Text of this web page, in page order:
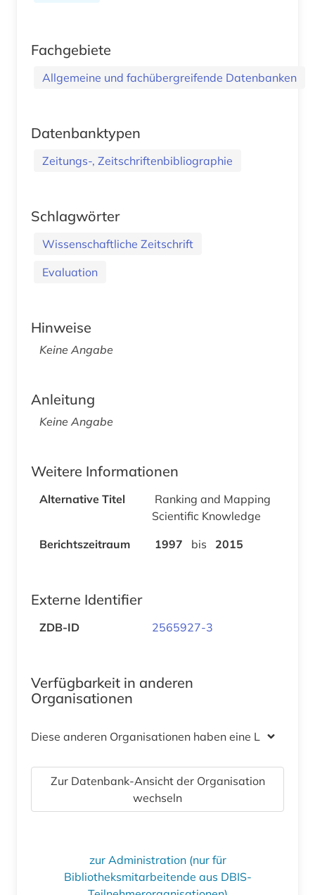
Fachgebiete
Allgemeine und fachübergreifende Datenbanken
Datenbanktypen
Zeitungs-, Zeitschriftenbibliographie
Schlagwörter
Wissenschaftliche Zeitschrift
Evaluation
Hinweise
Keine Angabe
Anleitung
Keine Angabe
Weitere Informationen
Alternative Titel
Ranking and Mapping
Scientific Knowledge
Berichtszeitraum
1997 bis 2015
Externe Identifier
ZDB-ID 2565927-3
Verfügbarkeit in anderen
Organisationen
Diese anderen Organisationen haben eine Lizenz
Zur Datenbank-Ansicht der Organisation
wechseln
zur Administration (nur für
Bibliotheksmitarbeitende aus DBIS-